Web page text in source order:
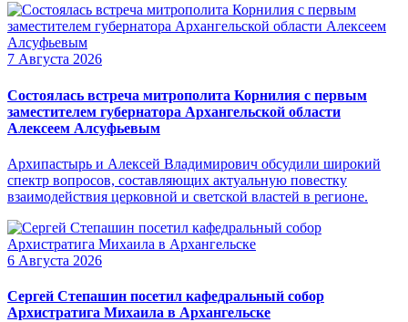
7 Августа 2026
Состоялась встреча митрополита Корнилия с первым
заместителем губернатора Архангельской области
Алексеем Алсуфьевым
Архипастырь и Алексей Владимирович обсудили широкий
спектр вопросов, составляющих актуальную повестку
взаимодействия церковной и светской властей в регионе.
6 Августа 2026
Сергей Степашин посетил кафедральный собор
Архистратига Михаила в Архангельске